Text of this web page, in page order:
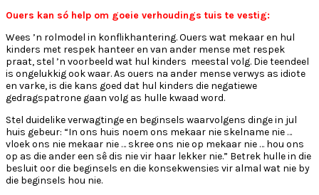
Ouers kan só help om goeie verhoudings tuis te vestig:
Wees ’n rolmodel in konflikhantering. Ouers wat mekaar en hul
kinders met respek hanteer en van ander mense met respek
praat, stel ’n voorbeeld wat hul kinders meestal volg. Die teendeel
is ongelukkig ook waar. As ouers na ander mense verwys as idiote
en varke, is die kans goed dat hul kinders die negatiewe
gedragspatrone gaan volg as hulle kwaad word.
Stel duidelike verwagtinge en beginsels waarvolgens dinge in jul
huis gebeur: “In ons huis noem ons mekaar nie skelname nie …
vloek ons nie mekaar nie … skree ons nie op mekaar nie … hou ons
op as die ander een sê dis nie vir haar lekker nie.” Betrek hulle in die
besluit oor die beginsels en die konsekwensies vir almal wat nie by
die beginsels hou nie.